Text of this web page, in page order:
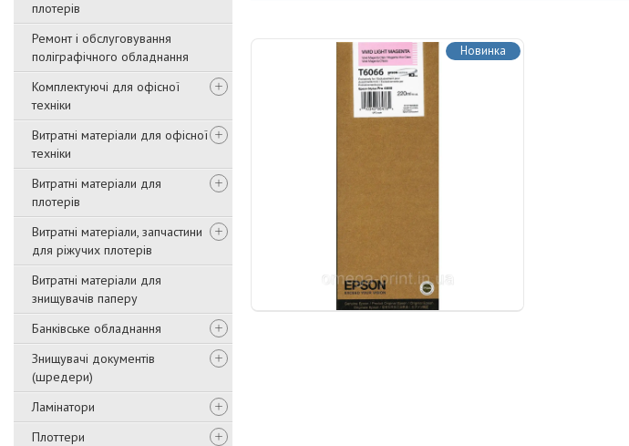
плотерів
Ремонт і обслуговування
поліграфічного обладнання
Комплектуючі для офісної
техніки
Витратні матеріали для офісної
техніки
Витратні матеріали для
плотерів
Витратні матеріали, запчастини
для ріжучих плотерів
Витратні матеріали для
знищувачів паперу
Банківське обладнання
Знищувачі документів
(шредери)
Ламінатори
Плоттери
Новинка